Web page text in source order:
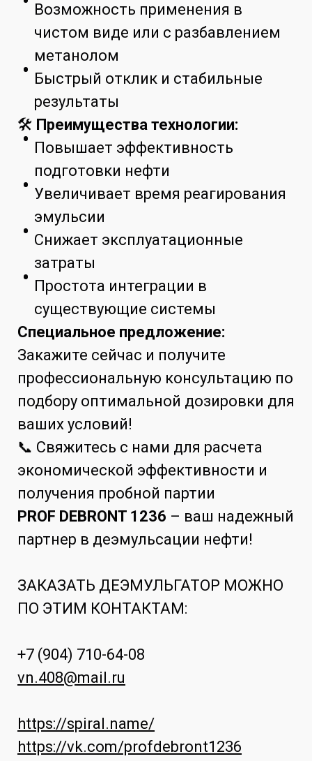
Возможность применения в
чистом виде или с разбавлением
метанолом
Быстрый отклик и стабильные
результаты
🛠 Преимущества технологии:
Повышает эффективность
подготовки нефти
Увеличивает время реагирования
эмульсии
Снижает эксплуатационные
затраты
Простота интеграции в
существующие системы
Специальное предложение:
Закажите сейчас и получите
профессиональную консультацию по
подбору оптимальной дозировки для
ваших условий!
📞 Свяжитесь с нами для расчета
экономической эффективности и
получения пробной партии
PROF DEBRONT 1236 – ваш надежный
партнер в деэмульсации нефти!
ЗАКАЗАТЬ ДЕЭМУЛЬГАТОР МОЖНО
ПО ЭТИМ КОНТАКТАМ:
+7 (904) 710-64-08
vn.408@mail.ru
https://spiral.name/
https://vk.com/profdebront1236